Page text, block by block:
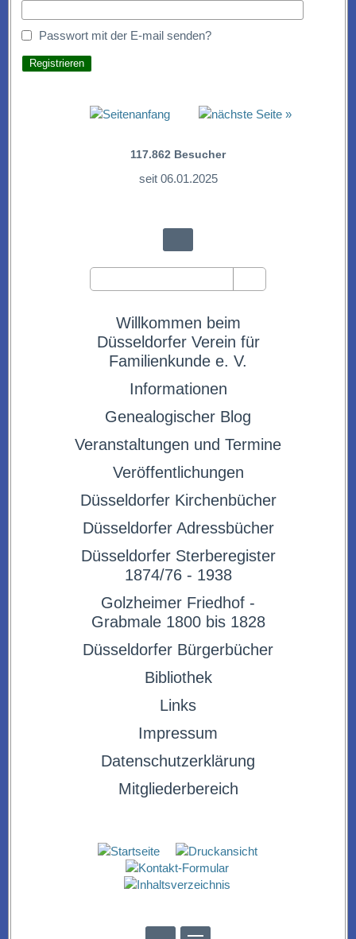
Passwort mit der E-mail senden?
117.862 Besucher
seit 06.01.2025
Willkommen beim
Düsseldorfer Verein für
Familienkunde e. V.
Informationen
Genealogischer Blog
Veranstaltungen und Termine
Veröffentlichungen
Düsseldorfer Kirchenbücher
Düsseldorfer Adressbücher
Düsseldorfer Sterberegister
1874/76 - 1938
Golzheimer Friedhof -
Grabmale 1800 bis 1828
Düsseldorfer Bürgerbücher
Bibliothek
Links
Impressum
Datenschutzerklärung
Mitgliederbereich